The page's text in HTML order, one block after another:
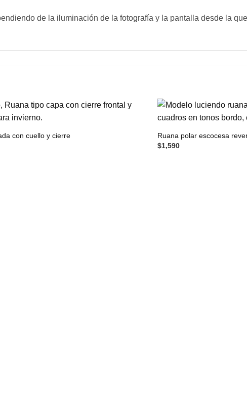
de la iluminación de la fotografía y la pantalla desde la
con cuello y cierre
Ruana polar escocesa
$1,590